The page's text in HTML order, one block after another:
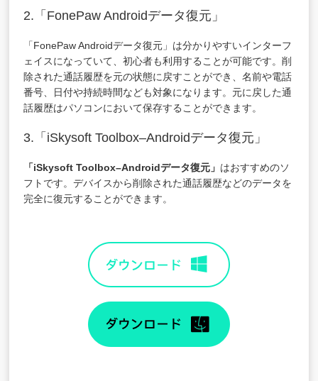
2.「FonePaw Androidデータ復元」
「FonePaw Androidデータ復元」は分かりやすいインターフ
ェイスになっていて、初心者も利用することが可能です。削
除された通話履歴を元の状態に戻すことができ、名前や電話
番号、日付や持続時間なども対象になります。元に戻した通
話履歴はパソコンにおいて保存することができます。
3.「iSkysoft Toolbox–Androidデータ復元」
「iSkysoft Toolbox–Androidデータ復元」 はおすすめのソ
フトです。デバイスから削除された通話履歴などのデータを
完全に復元することができます。